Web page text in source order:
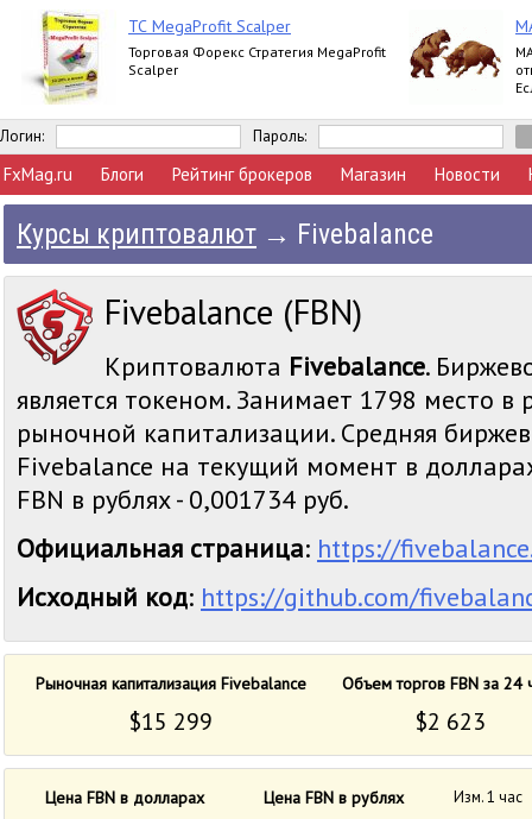
ТС MegaProfit Scalper
Торговая Форекс Стратегия MegaProfit
Scalper
Логин: Пароль:
FxMag.ru Блоги Рейтинг брокеров Магазин Новости
Курсы криптовалют → Fivebalance
Fivebalance (FBN)
Криптовалюта Fivebalance.
является токеном. Занимает 1798 место в
рыночной капитализации. Средняя
Fivebalance на текущий момент в
FBN в рублях - 0,001734 руб.
Официальная страница: https://
Исходный код: https://github.com/
Рыночная капитализация Fivebalance Объем торгов FBN за 24
$15 299 $2 623
Цена FBN в долларах Цена FBN в рублях Изм. 1 час